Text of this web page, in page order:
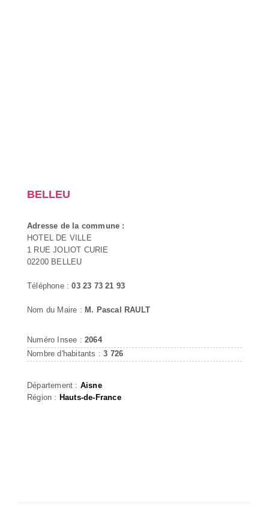
BELLEU
Adresse de la commune :
HOTEL DE VILLE
1 RUE JOLIOT CURIE
02200 BELLEU
Téléphone :03 23 73 21 93
Nom du Maire : M. Pascal RAULT
Numéro Insee : 2064
Nombre d'habitants :3 726
Département : Aisne
Région : Hauts-de-France